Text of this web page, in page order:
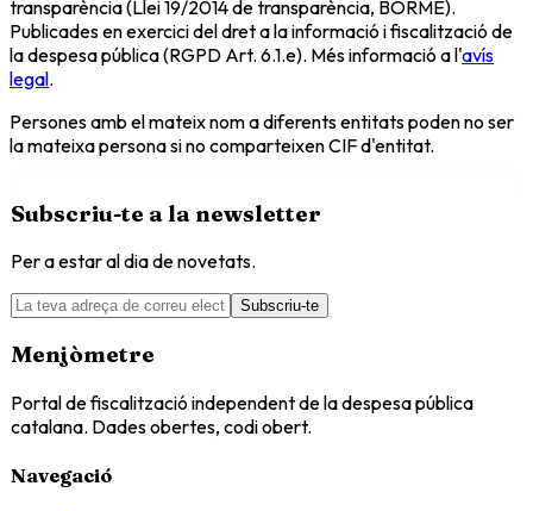
transparència (Llei 19/2014 de transparència, BORME).
Publicades en exercici del dret a la informació i fiscalització de
la despesa pública (RGPD Art. 6.1.e). Més informació a l'avís
legal.
Persones amb el mateix nom a diferents entitats poden no ser
la mateixa persona si no comparteixen CIF d'entitat.
Subscriu-te a la newsletter
Per a estar al dia de novetats.
Subscriu-te
Menjòmetre
Portal de fiscalització independent de la despesa pública
catalana. Dades obertes, codi obert.
Navegació